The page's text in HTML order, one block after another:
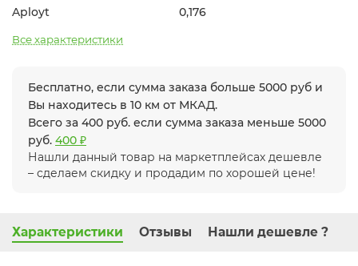
Aployt 0,176
Все характеристики
Бесплатно, если сумма заказа больше 5000 руб и
Вы находитесь в 10 км от МКАД.
Всего за 400 руб. если сумма заказа меньше 5000
руб. 400 ₽
Нашли данный товар на маркетплейсах дешевле
– сделаем скидку и продадим по хорошей цене!
Характеристики Отзывы Нашли дешевле ?